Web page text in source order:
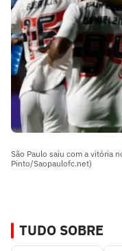
São Paulo saiu com a vitória
Pinto/Saopaulofc.net)
TUDO SOBRE